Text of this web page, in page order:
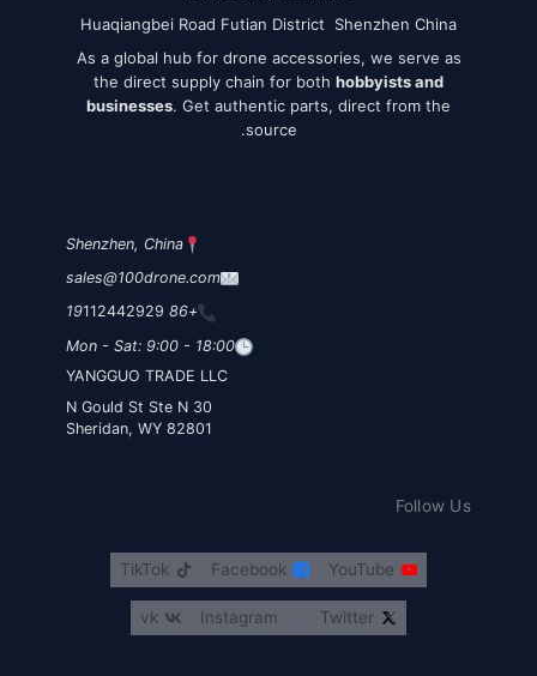
Huaqiangbei Road Futian District Shenzhen China
As a global hub for drone accessories, we serve as
the direct supply chain for both hobbyists and
businesses. Get authentic parts, direct from the
source.
Shenzhen, China
sales@100drone.com
+86 19
112442929
Mon - Sat: 9:00 - 18:00
YANGGUO TRADE LLC
30 N Gould St Ste N
Sheridan, WY 82801
Follow Us
YouTube
Facebook
TikTok
Twitter
Instagram
vk